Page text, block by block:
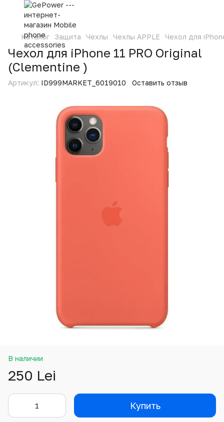
Каталог Защита Чехлы Чехлы APPLE Чехол для
Чехол для iPhone 11 PRO Original
(Clementine )
Артикул: ID999MARKET_6019010 Оставить отзыв
В наличии
250 Lei
Купить